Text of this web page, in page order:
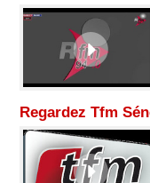
Regardez Tfm